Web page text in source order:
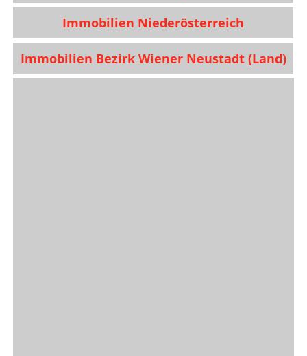
Immobilien Niederösterreich
Immobilien Bezirk Wiener Neustadt (Land)